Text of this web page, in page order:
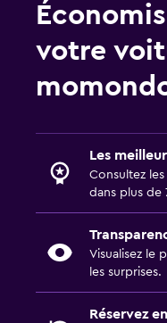
votre
Les
Consultez
dans plus de
Visualisez le
les surprises.
Réservez